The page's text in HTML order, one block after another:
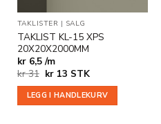
TAKLISTER | SALG
TAKLIST KL-15 XPS
20X20X2000MM
kr 6,5 /m
kr31 Opprinnelig
var:
kr 31.
kr13Nåværende
er:
kr 13.
STK
LEGG I HANDLEKURV